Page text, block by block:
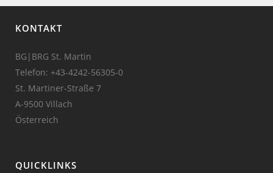
KONTAKT
BG|BRG St. Martin
Telefon: +43-4242-56305-0
St. Martiner-Straße 7
A-9500 Villach
Österreich
QUICKLINKS